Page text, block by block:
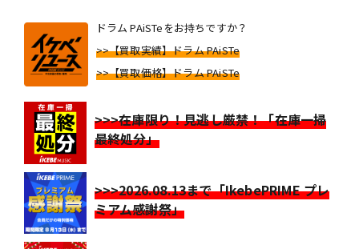
ドラム PAiSTeをお持ちですか？
>>【買取実績】ドラム PAiSTe
>>【買取価格】ドラム PAiSTe
>>>在庫限り！見逃し厳禁！「在庫一掃
最終処分」
>>>2026.08.13まで「IkebePRIME プレ
ミアム感謝祭」